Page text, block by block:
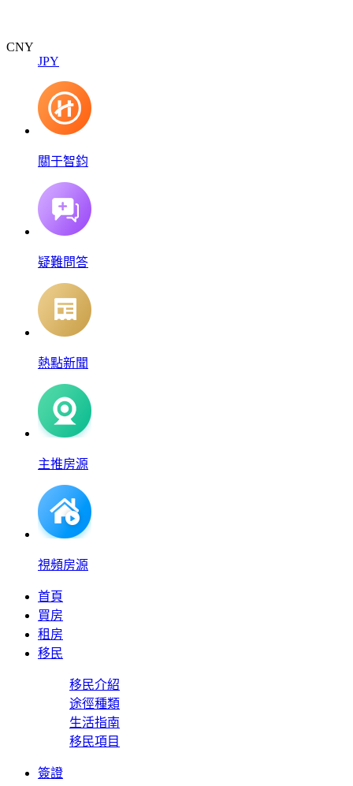
CNY
JPY
關于智鈞
疑難問答
熱點新聞
主推房源
視頻房源
首頁
買房
租房
移民
移民介紹
途徑種類
生活指南
移民項目
簽證